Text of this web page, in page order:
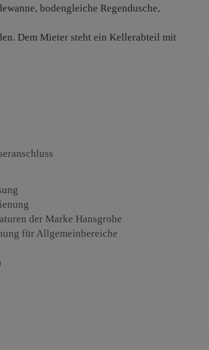
bodengleiche Regendusche,
Dem Mieter steht ein Kellerabteil mit
der Marke Hansgrohe
für Allgemeinbereiche